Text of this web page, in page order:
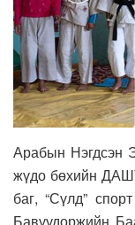
Арабын Нэгдсэн
жүдо бөхийн
баг, “Сүлд”
Бавуудоржийн